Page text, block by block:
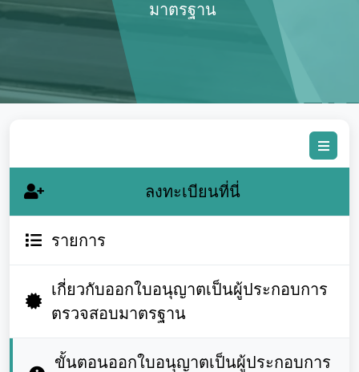
มาตรฐาน
ลงทะเบียนที่นี่
รายการ
เกี่ยวกับออกใบอนุญาตเป็นผู้ประกอบการ
ตรวจสอบมาตรฐาน
ขั้นตอนออกใบอนุญาตเป็นผู้ประกอบการ